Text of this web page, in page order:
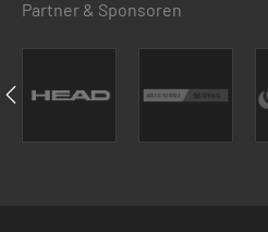
Partner & Sponsoren